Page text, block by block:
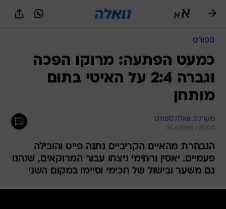
ספורט
כמעט הפתעה: מרוקו הפכה
וגברה 2:4 על האיטי בתום
מותחן
מערכת וואלה ספורט
24.6.2026 / 22:00
הנבחרת מהאיים הקריביים נתנה פייט והובילה
פעמיים. יאסין ורחימי ניצחו עבור המרוקאים, שנהנו
גם משער ובישול של חכימי וסיימו במקום השני